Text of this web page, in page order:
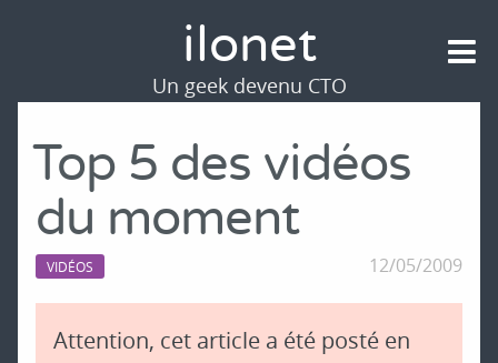
Top 5 des vidéos
du moment
VIDÉOS 12/05/2009
Attention, cet article a été posté en
ilonet
Un geek devenu CTO